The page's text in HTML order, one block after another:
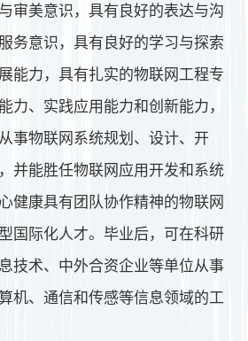
审美意识，具有良好的表达与沟
务意识，具有良好的学习与探索
能力，具有扎实的物联网工程专
力、实践应用能力和创新能力，
事物联网系统规划、设计、开
并能胜任物联网应用开发和系统
健康具有团队协作精神的物联网
国际化人才。毕业后，可在科研
技术、中外合资企业等单位从事
机、通信和传感等信息领域的工